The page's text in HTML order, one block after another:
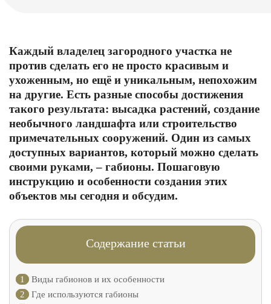
Каждый владелец загородного участка не
против сделать его не просто красивым и
ухоженным, но ещё и уникальным, непохожим
на другие. Есть разные способы достижения
такого результата: высадка растений, создание
необычного ландшафта или строительство
примечательных сооружений. Один из самых
доступных вариантов, который можно сделать
своими руками, – габионы. Пошаговую
инструкцию и особенности создания этих
объектов мы сегодня и обсудим.
Содержание статьи
1
Виды габионов и их особенности
2
Где используются габионы